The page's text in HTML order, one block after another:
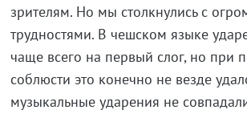
зрителям. Но мы столкнулись с
трудностями. В чешском языке
чаще всего на первый слог, но при
соблюсти это конечно не везде
музыкальные ударения не